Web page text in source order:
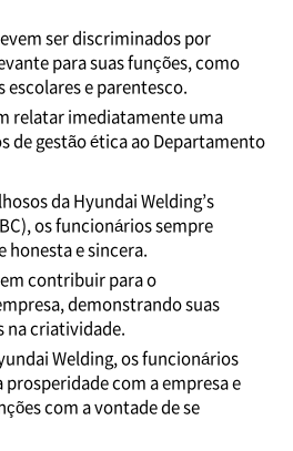
ser discriminados por
para suas funções, como
escolares e parentesco.
relatar imediatamente uma
de gestão ética ao Departamento
da Hyundai Welding’s
os funcionários sempre
e sincera.
contribuir para o
demonstrando suas
na criatividade.
Welding, os funcionários
com a empresa e
com a vontade de se